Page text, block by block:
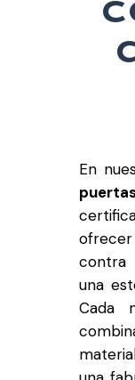
En
contra
una
Cada